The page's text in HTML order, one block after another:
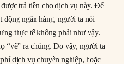
trả tiền cho dịch vụ này. Để
động ngân hàng, người ta nói
thực tế không phải như vậy.
“vẽ” ra chúng. Do vậy, người ta
dịch vụ chuyên nghiệp, hoặc